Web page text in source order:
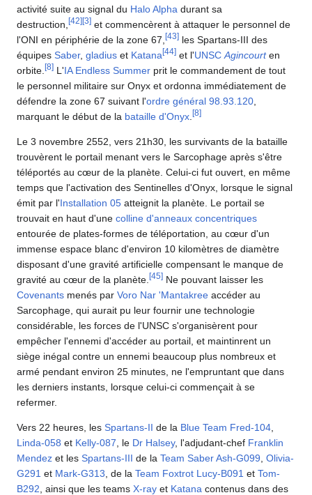
activité suite au signal du Halo Alpha durant sa
destruction, [42] [3] et commencèrent à attaquer le personnel de
l'ONI en périphérie de la zone 67, [43] les Spartans-III des
équipes Saber, gladius et Katana [44] et l'UNSC Agincourten
orbite. [8] L'IA Endless Summer prit le commandement de tout
le personnel militaire sur Onyx et ordonna immédiatement de
défendre la zone 67 suivant l'ordre général 98.93.120
marquant le début de la bataille d'Onyx [8]
Le 3 novembre 2552, vers 21h30, les survivants de la bataille
trouvèrent le portail menant vers le Sarcophage après s'être
téléportés au cœur de la planète. Celui-ci fut ouvert, en même
temps que l'activation des Sentinelles d'Onyx, lorsque le signal
émit par l'Installation 05 atteignit la planète. Le portail se
trouvait en haut d'une colline d'anneaux concentriques
entourée de plates-formes de téléportation, au cœur d'un
immense espace blanc d'environ 10 kilomètres de diamètre
disposant d'une gravité artificielle compensant le manque de
gravité au cœur de la planète. [45] Ne pouvant laisser les
Covenants menés par Voro Nar 'Mantakree accéder au
Sarcophage, qui aurait pu leur fournir une technologie
considérable, les forces de l'UNSC s'organisèrent pour
empêcher l'ennemi d'accéder au portail, et maintinrent un
siège inégal contre un ennemi beaucoup plus nombreux et
armé pendant environ 25 minutes, ne l'empruntant que dans
les derniers instants, lorsque celui-ci commençait à se
refermer.
Vers 22 heures, les Spartans-II de la Blue Team Fred-104
Linda-058 et Kelly-087 , le Dr Halsey, l'adjudant-chef Franklin
Mendez et les Spartans-III de la Team SaberAsh-G099 Olivia-
G291 et Mark-G313 , de la Team Foxtrot Lucy-B091 et Tom-
B292 , ainsi que les teams X-ray et Katana contenus dans des